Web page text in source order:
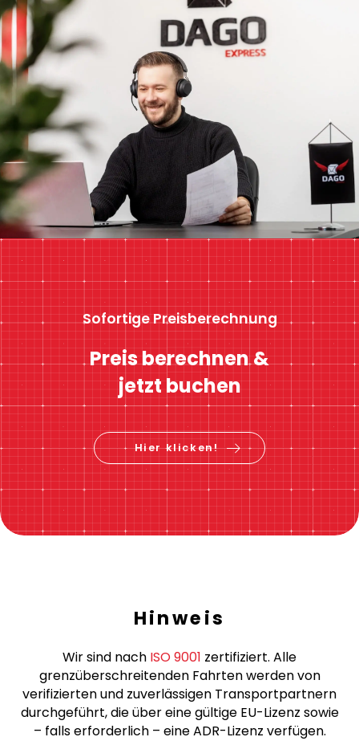
Sofortige Preisberechnung
Preis berechnen &
jetzt buchen
Hier klicken!
Hinweis
Wir sind nach ISO 9001 zertifiziert. Alle
grenzüberschreitenden Fahrten werden von
verifizierten und zuverlässigen Transportpartnern
durchgeführt, die über eine gültige EU-Lizenz sowie
– falls erforderlich – eine ADR-Lizenz verfügen.